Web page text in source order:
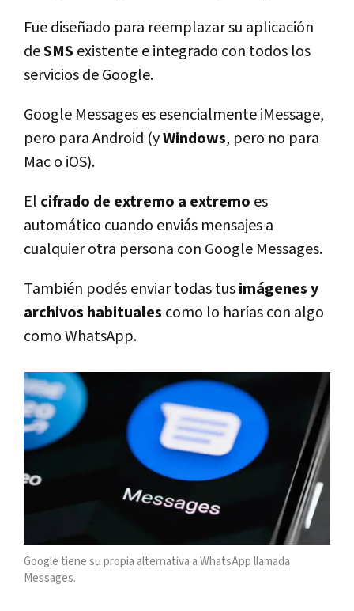
Fue diseñado para reemplazar su aplicación
deSMS existente e integrado con todos los
servicios de Google.
Google Messages es esencialmente iMessage,
pero para Android (yWindows, pero no para
Mac o iOS).
El cifrado de extremo a extremo es
automático cuando enviás mensajes a
cualquier otra persona con Google Messages.
También podés enviar todas tusimágenes y
archivos habituales como lo harías con algo
como WhatsApp.
Google tiene su propia alternativa a WhatsApp llamada
Messages.